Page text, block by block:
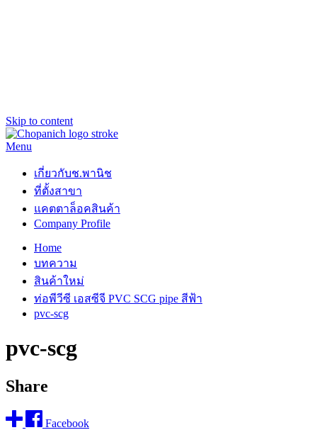
Skip to content
Menu
เกี่ยวกับช.พานิช
ที่ตั้งสาขา
แคตตาล็อคสินค้า
Company Profile
Home
บทความ
สินค้าใหม่
ท่อพีวีซี เอสซีจี PVC SCG pipe สีฟ้า
pvc-scg
pvc-scg
Share
Facebook